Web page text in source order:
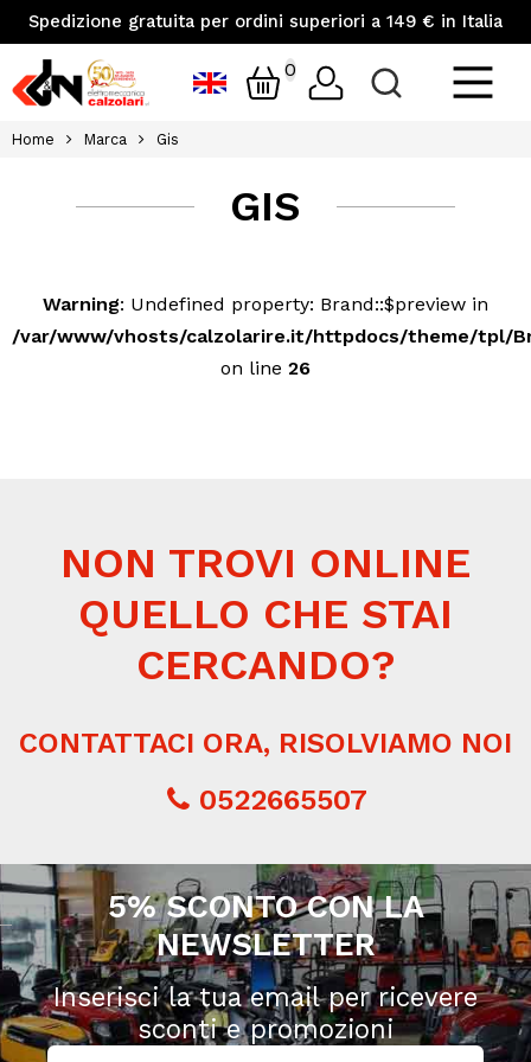
Spedizione gratuita per ordini superiori a 149 € in Italia
0
Home Marca Gis
GIS
Warning: Undefined property: Brand::$preview in
/var/www/vhosts/calzolarire.it/httpdocs/theme/tpl/
on line 26
NON TROVI ONLINE
QUELLO CHE STAI
CERCANDO?
CONTATTACI ORA, RISOLVIAMO NOI
0522665507
5% SCONTO CON LA
NEWSLETTER
Inserisci la tua email per ricevere
sconti e promozioni